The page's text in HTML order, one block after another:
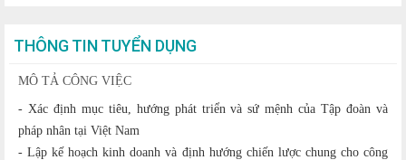
THÔNG TIN TUYỂN DỤNG
MÔ TẢ CÔNG VIỆC
- Xác định mục tiêu, hướng phát triển và sứ mệnh của Tập đoàn và
pháp nhân tại Việt Nam
- Lập kế hoạch kinh doanh và định hướng chiến lược chung cho công